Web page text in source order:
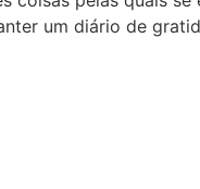
um diário de